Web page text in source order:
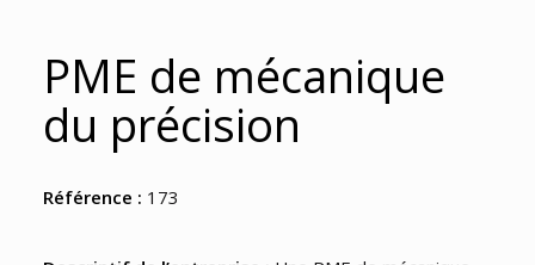
PME de mécanique
du précision
Référence : 173